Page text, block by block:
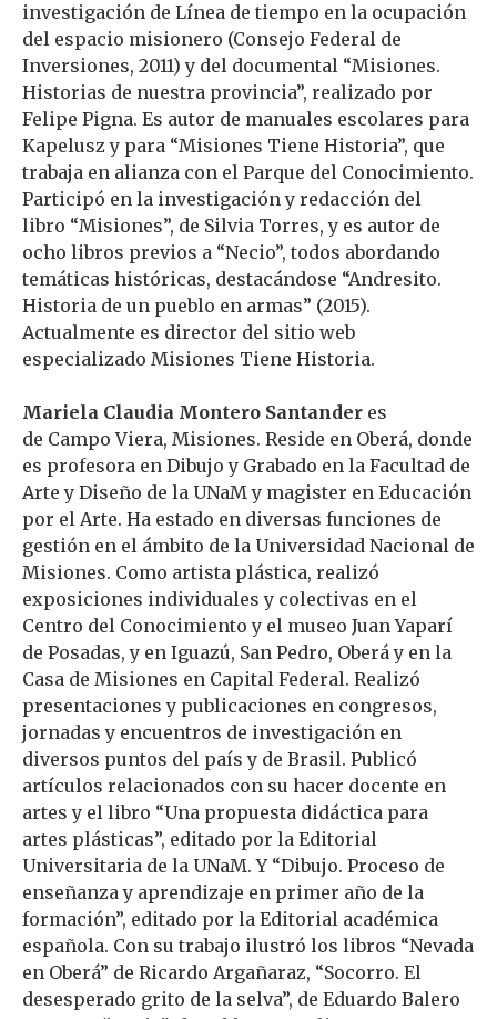
investigación de Línea de tiempo en la ocupación
del espacio misionero (Consejo Federal de
Inversiones, 2011) y del documental “Misiones.
Historias de nuestra provincia”, realizado por
Felipe Pigna. Es autor de manuales escolares para
Kapelusz y para “Misiones Tiene Historia”, que
trabaja en alianza con el Parque del Conocimiento.
Participó en la investigación y redacción del
libro “Misiones”, de Silvia Torres, y es autor de
ocho libros previos a “Necio”, todos abordando
temáticas históricas, destacándose “Andresito.
Historia de un pueblo en armas” (2015).
Actualmente es director del sitio web
especializado Misiones Tiene Historia.
Mariela Claudia Montero Santander es
de Campo Viera, Misiones. Reside en Oberá, donde
es profesora en Dibujo y Grabado en la Facultad de
Arte y Diseño de la UNaM y magister en Educación
por el Arte. Ha estado en diversas funciones de
gestión en el ámbito de la Universidad Nacional de
Misiones. Como artista plástica, realizó
exposiciones individuales y colectivas en el
Centro del Conocimiento y el museo Juan Yaparí
de Posadas, y en Iguazú, San Pedro, Oberá y en la
Casa de Misiones en Capital Federal. Realizó
presentaciones y publicaciones en congresos,
jornadas y encuentros de investigación en
diversos puntos del país y de Brasil. Publicó
artículos relacionados con su hacer docente en
artes y el libro “Una propuesta didáctica para
artes plásticas”, editado por la Editorial
Universitaria de la UNaM. Y “Dibujo. Proceso de
enseñanza y aprendizaje en primer año de la
formación”, editado por la Editorial académica
española. Con su trabajo ilustró los libros “Nevada
en Oberá” de Ricardo Argañaraz, “Socorro. El
desesperado grito de la selva”, de Eduardo Balero